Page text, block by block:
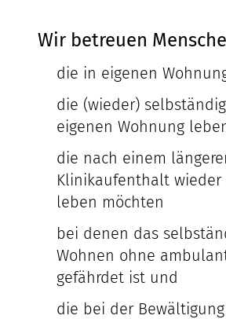
Wir betreuen
die in eigenen
die (wieder)
eigenen Wohnung
die nach einem
Klinikaufenthalt wieder
leben möchten
bei denen das
Wohnen ohne
gefährdet ist und
die bei der